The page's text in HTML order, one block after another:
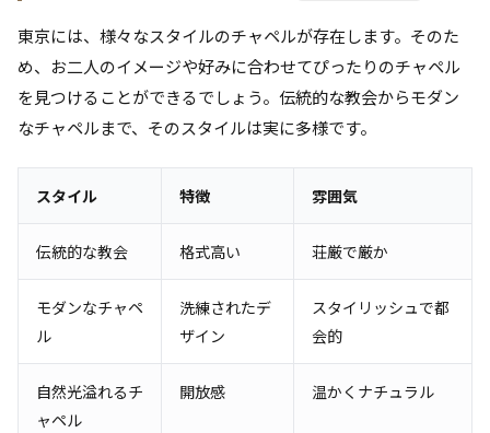
東京には、様々なスタイルのチャペルが存在します。そのた
め、お二人のイメージや好みに合わせてぴったりのチャペル
を見つけることができるでしょう。伝統的な教会からモダン
なチャペルまで、そのスタイルは実に多様です。
スタイル 特徴 雰囲気
伝統的な教会 格式高い 荘厳で厳か
モダンなチャペ
ル
洗練されたデ
ザイン
スタイリッシュで都
会的
自然光溢れるチ
ャペル
開放感 温かくナチュラル